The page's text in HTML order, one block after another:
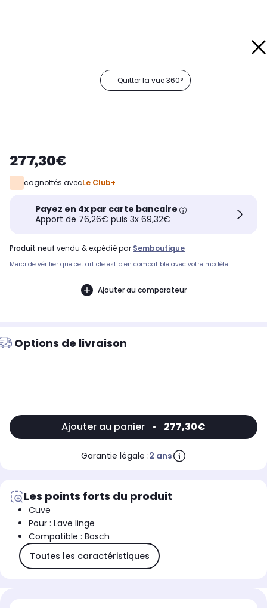
Quitter la vue 360°
277,30€
cagnottés avecLe Club+
Payez en 4x par carte bancaire
Apport de 76,26€ puis 3x 69,32€
produit neuf vendu & expédié par Semboutique
Merci de vérifier que cet article est bien compatible avec votre modèle
d'appareil. Notre service client peut vous conseiller. .Pièce compatible avec les
Ajouter au comparateur
Options de livraison
Ajouter au panier • 277,30€
Garantie légale :2 ans
Les points forts du produit
Cuve
Pour : Lave linge
Compatible : Bosch
Toutes les caractéristiques